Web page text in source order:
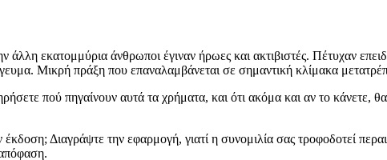
εκατομμύρια άνθρωποι έγιναν ήρωες και ακτιβιστές. Πέτυχαν
Μικρή πράξη που επαναλαμβάνεται σε σημαντική κλίμακα
πού πηγαίνουν αυτά τα χρήματα, και ότι ακόμα και αν το κάνετε,
Διαγράψτε την εφαρμογή, γιατί η συνομιλία σας τροφοδοτεί